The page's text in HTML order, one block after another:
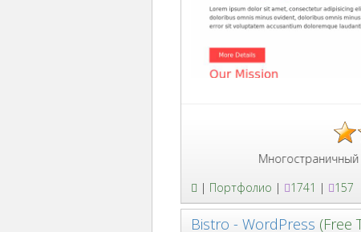
Многостраничный шаблон
| Портфолио | 1741 | 157
Bistro - WordPress (Free